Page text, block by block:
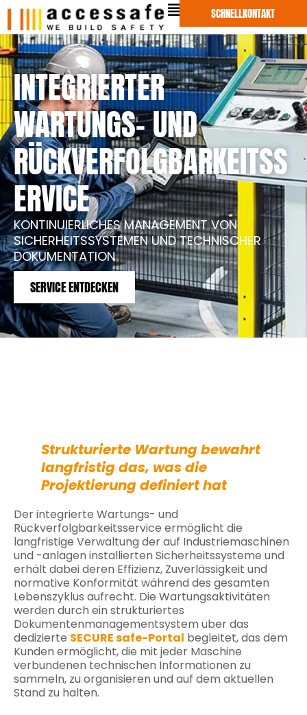
Zum
springen
SCHNELLKONTAKT
INTEGRIERTER
WARTUNGS- UND
RÜCKVERFOLGBARKEITSS
ERVICE
KONTINUIERLICHES MANAGEMENT VON
SICHERHEITSSYSTEMEN UND TECHNISCHER
DOKUMENTATION
SERVICE ENTDECKEN
Strukturierte Wartung bewahrt
langfristig das, was die
Projektierung definiert hat
Der integrierte Wartungs- und
Rückverfolgbarkeitsservice ermöglicht die
langfristige Verwaltung der auf Industriemaschinen
und -anlagen installierten Sicherheitssysteme und
erhält dabei deren Effizienz, Zuverlässigkeit und
normative Konformität während des gesamten
Lebenszyklus aufrecht. Die Wartungsaktivitäten
werden durch ein strukturiertes
Dokumentenmanagementsystem über das
dedizierte SECURE safe-Portal begleitet, das dem
Kunden ermöglicht, die mit jeder Maschine
verbundenen technischen Informationen zu
sammeln, zu organisieren und auf dem aktuellen
Stand zu halten.